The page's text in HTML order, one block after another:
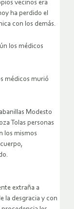
vecinos era
ha perdido el
con los demás.
los médicos
médicos murió
Modesto
Tolas personas
los mismos
extraña a
la desgracia y con